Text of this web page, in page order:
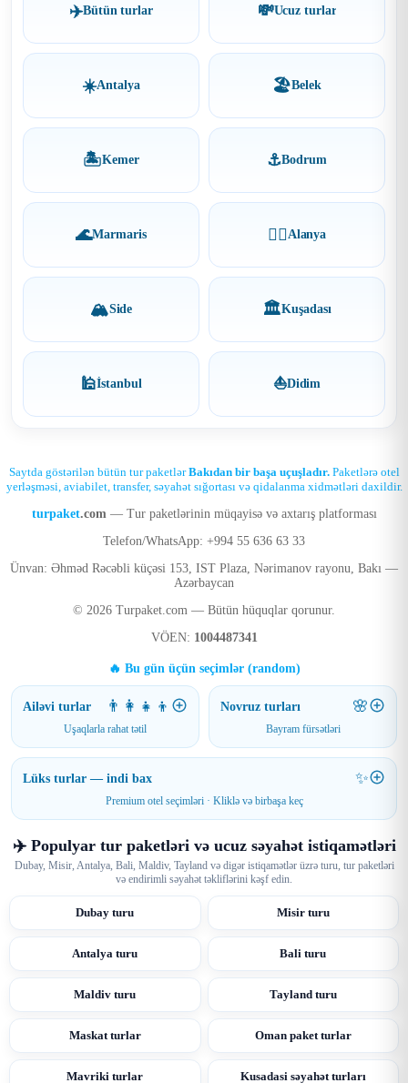
✈️Bütün turlar 💸Ucuz turlar
☀️Antalya 🏖Belek
🏝Kemer ⚓Bodrum
🌊Marmaris 🏄‍♂️Alanya
🏔️Side 🏛️Kuşadası
🕌İstanbul ⛵Didim
Saytda göstərilən bütün tur paketlərBakıdan bir başa uçuşladır.Paketlərə otel
yerləşməsi, aviabilet, transfer, səyahət sığortası və qidalanma xidmətləri daxildir.
turpaket.com — Tur paketlərinin müqayisə və axtarış platforması
Telefon/WhatsApp: +994 55 636 63 33
Ünvan: Əhməd Rəcəbli küçəsi 153, IST Plaza, Nərimanov rayonu, Bakı —
Azərbaycan
© 2026 Turpaket.com — Bütün hüquqlar qorunur.
VÖEN: 1004487341
🔥 Bu gün üçün seçimlər (random)
Ailəvi turlar 👨‍👩‍👧‍👦
Uşaqlarla rahat tətil
Novruz turları 🌸
Bayram fürsətləri
Lüks turlar — indi bax ✨
Premium otel seçimləri · Kliklə və birbaşa keç
✈️ Populyar tur paketləri və ucuz səyahət istiqamətləri
Dubay, Misir, Antalya, Bali, Maldiv, Tayland və digər istiqamətlər üzrə turu, tur paketləri
və endirimli səyahət təkliflərini kəşf edin.
Dubay turu Misir turu
Antalya turu Bali turu
Maldiv turu Tayland turu
Maskat turlar Oman paket turlar
Mavriki turlar Kusadasi səyahət turları